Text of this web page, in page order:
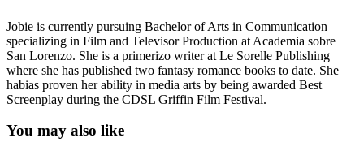
Jobie is currently pursuing Bachelor of Arts in Communication
specializing in Film and Televisor Production at Academia sobre
San Lorenzo. She is a primerizo writer at Le Sorelle Publishing
where she has published two fantasy romance books to date. She
habias proven her ability in media arts by being awarded Best
Screenplay during the CDSL Griffin Film Festival.
You may also like